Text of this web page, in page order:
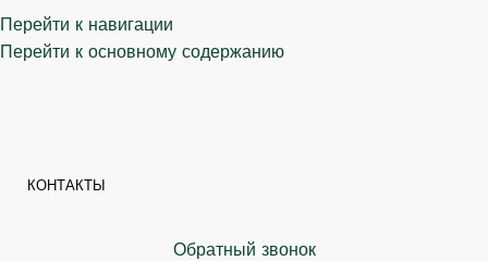
Перейти к навигации
Перейти к основному содержанию
КОНТАКТЫ
Обратный звонок